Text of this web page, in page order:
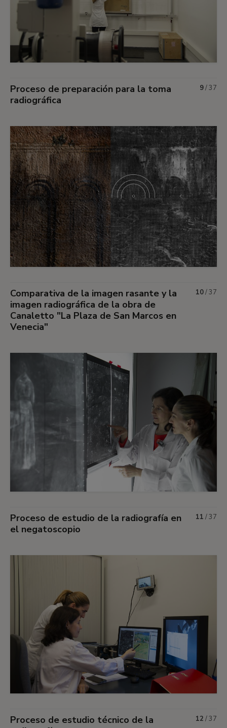
Proceso de preparación para la toma
radiográfica
9/37
Comparativa de la imagen rasante y la
imagen radiográfica de la obra de
Canaletto "La Plaza de San Marcos en
Venecia"
10/37
Proceso de estudio de la radiografía en
el negatoscopio
11 /37
Proceso de estudio técnico de la
12 /37